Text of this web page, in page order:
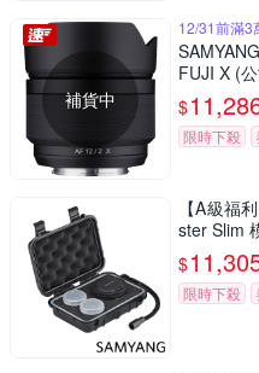
補貨中
12/31前滿3
FUJI X (
$
限時下殺
【A級福
ster Slim
$
限時下殺